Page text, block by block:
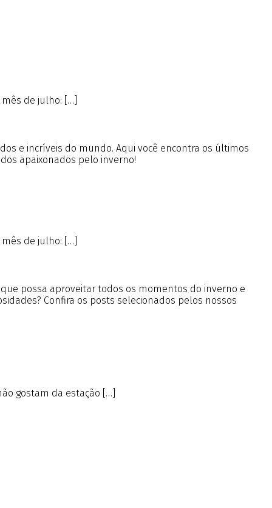
de julho: […]
e incríveis do mundo. Aqui você encontra os últimos
apaixonados pelo inverno!
de julho: […]
possa aproveitar todos os momentos do inverno e
Confira os posts selecionados pelos nossos
gostam da estação […]